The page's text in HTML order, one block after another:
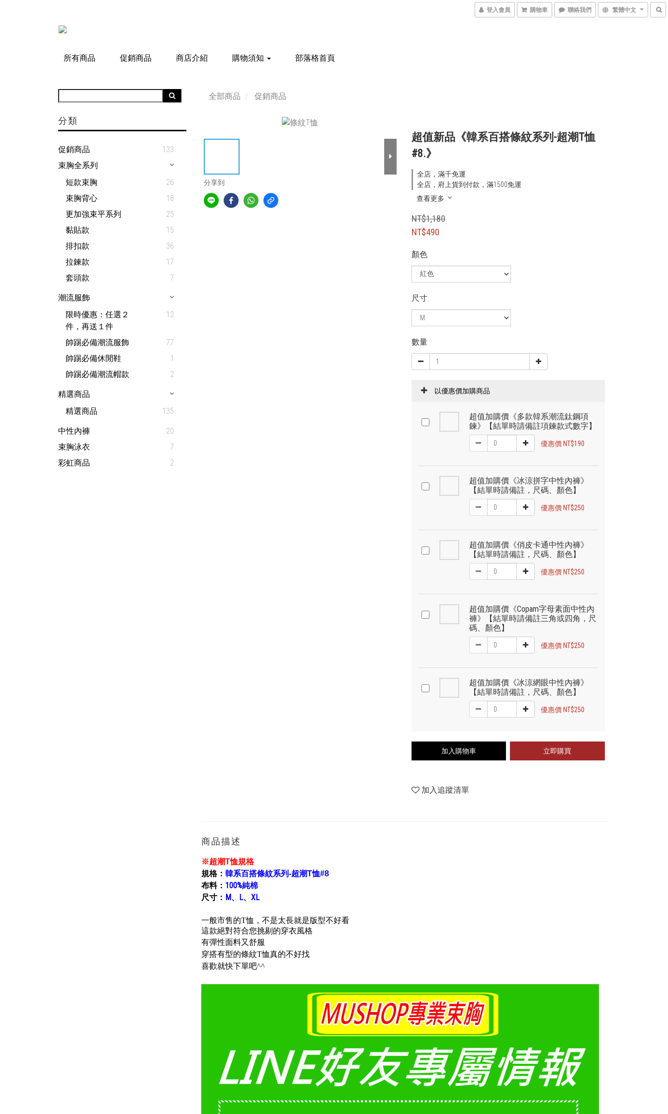
登入會員 購物車 聯絡我們 繁體中文
所有商品 促銷商品 商店介紹 購物須知 部落格首頁
分類
促銷商品
133
束胸全系列
短款束胸
26
束胸背心
18
更加強束平系列
25
黏貼款
15
排扣款
36
拉鍊款
17
套頭款
7
潮流服飾
限時優惠：任選２
件，再送１件
12
帥踢必備潮流服飾
77
帥踢必備休閒鞋
1
帥踢必備潮流帽款
2
精選商品
精選商品
135
中性內褲
20
束胸泳衣
7
彩虹商品
2
全部商品 促銷商品
分享到
超值新品《韓系百搭條紋系列-超潮T恤
#8.》
全店，滿千免運
全店，府上貨到付款，滿1500免運
查看更多
NT$1,180
NT$490
顏色
尺寸
數量
以優惠價加購商品
超值加購價《多款韓系潮流鈦鋼項
鍊》【結單時請備註項鍊款式數字】
優惠價 NT$190
超值加購價《冰涼拼字中性內褲》
【結單時請備註，尺碼、顏色】
優惠價 NT$250
超值加購價《俏皮卡通中性內褲》
【結單時請備註，尺碼、顏色】
優惠價 NT$250
超值加購價《Copam字母素面中性內
褲》【結單時請備註三角或四角，尺
碼、顏色】
優惠價 NT$250
超值加購價《冰涼網眼中性內褲》
【結單時請備註，尺碼、顏色】
優惠價 NT$250
加入購物車 立即購買
加入追蹤清單
商品描述
※超潮T恤規格
規格： 韓系百搭條紋系列-超潮T恤#8
布料： 100%純棉
尺寸： M、L、XL
一般市售的T恤，不是太長就是版型不好看
這款絕對符合您挑剔的穿衣風格
有彈性面料又舒服
穿搭有型的條紋T恤真的不好找
喜歡就快下單吧^^